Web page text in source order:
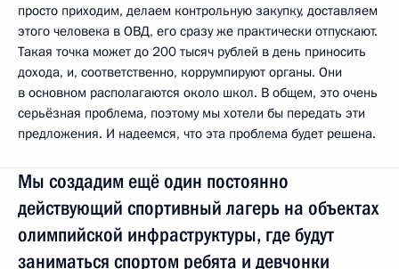
просто приходим, делаем контрольную закупку, доставляем
этого человека в ОВД, его сразу же практически отпускают.
Такая точка может до 200 тысяч рублей в день приносить
дохода, и, соответственно, коррумпируют органы. Они
в основном располагаются около школ. В общем, это очень
серьёзная проблема, поэтому мы хотели бы передать эти
предложения. И надеемся, что эта проблема будет решена.
Мы создадим ещё один постоянно
действующий спортивный лагерь на объектах
олимпийской инфраструктуры, где будут
заниматься спортом ребята и девчонки